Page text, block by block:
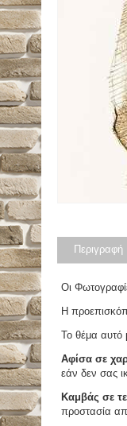
Περιγραφή
Οι
Η
Το θέμα αυτό
Αφίσα σε
εάν δεν σας
Καμβάς σε
προστασία